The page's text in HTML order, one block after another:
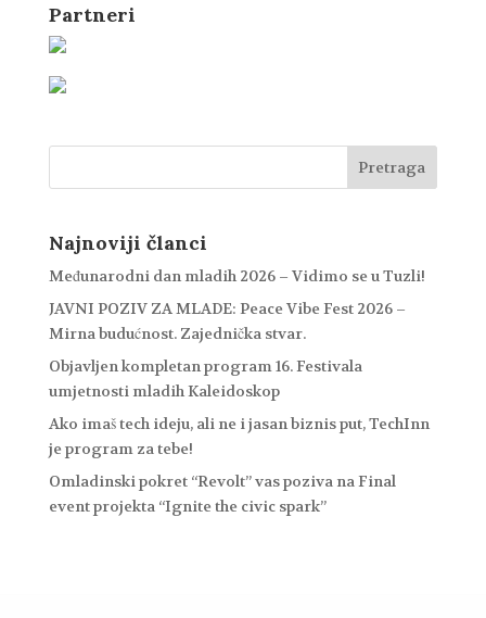
Partneri
Najnoviji članci
Međunarodni dan mladih 2026 – Vidimo se u Tuzli!
JAVNI POZIV ZA MLADE: Peace Vibe Fest 2026 –
Mirna budućnost. Zajednička stvar.
Objavljen kompletan program 16. Festivala
umjetnosti mladih Kaleidoskop
Ako imaš tech ideju, ali ne i jasan biznis put, TechInn
je program za tebe!
Omladinski pokret “Revolt” vas poziva na Final
event projekta “Ignite the civic spark”